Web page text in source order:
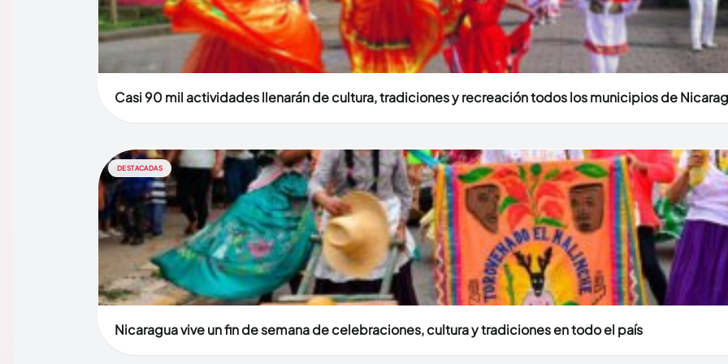
Casi 90 mil actividades llenarán de cultura, tradiciones y recreación todos los municipios de
DESTACADAS
Nicaragua vive un fin de semana de celebraciones, cultura y tradiciones en todo el país